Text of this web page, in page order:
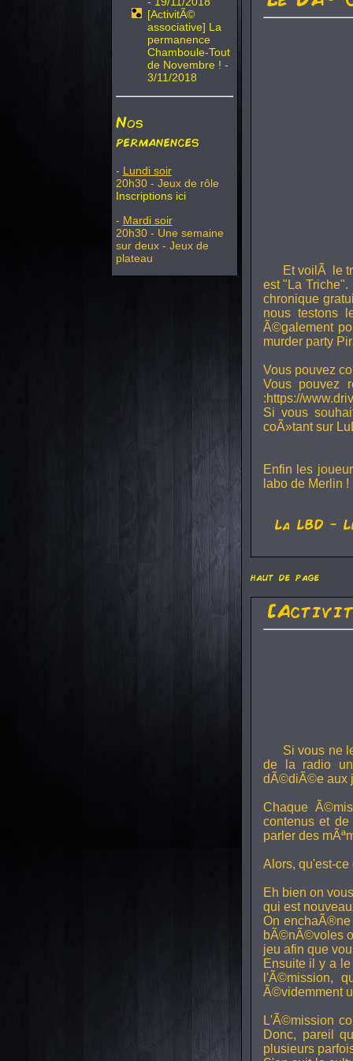
[ActivitÃ©
associative] La
permanence
Chamboule-Tout
de Novembre ! -
3/11/2018
Nos
permanences
- Lundi soir
20h30 - Jeux de rôle
Inscriptions ici
- Mardi soir
20h30 - Une semaine
sur deux - Jeux de
plateau
Et voilÃ le
est "La
chronique
nous testons
Ã©galement
murder party
Vous pouvez
Vous pouvez
:https://
Si vous
coÃ»tant sur
Enfin les
labo de Merlin !
La LBD -
haut de page
Si vous ne
de la radio
dÃ©diÃ©e aux
Chaque
contenus et
parler des
Alors, qu'est-ce
Eh bien on
qui est
On
bÃ©nÃ©voles
jeu afin que
Ensuite il y a
l'Ã©mission,
Ã©videmment
L'Ã©mission
Donc, pareil
plusieurs